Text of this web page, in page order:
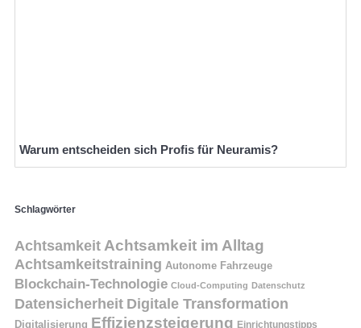
Warum entscheiden sich Profis für Neuramis?
Schlagwörter
Achtsamkeit Achtsamkeit im Alltag
Achtsamkeitstraining Autonome Fahrzeuge
Blockchain-Technologie Cloud-Computing Datenschutz
Datensicherheit Digitale Transformation
Digitalisierung Effizienzsteigerung Einrichtungstipps